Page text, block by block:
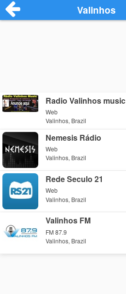
Valinhos
Radio Valinhos music
Web
Valinhos, Brazil
Nemesis Rádio
Web
Valinhos, Brazil
Rede Seculo 21
Web
Valinhos, Brazil
Valinhos FM
FM 87.9
Valinhos, Brazil